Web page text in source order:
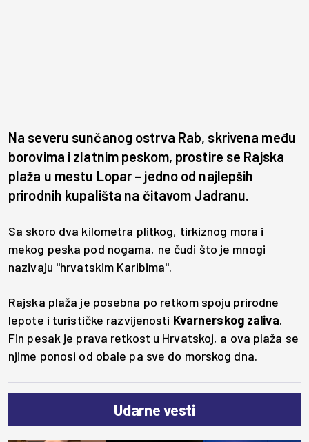
Na severu sunčanog ostrva Rab, skrivena među
borovima i zlatnim peskom, prostire se Rajska
plaža u mestu Lopar – jedno od najlepših
prirodnih kupališta na čitavom Jadranu.
Sa skoro dva kilometra plitkog, tirkiznog mora i
mekog peska pod nogama, ne čudi što je mnogi
nazivaju "hrvatskim Karibima".
Rajska plaža je posebna po retkom spoju prirodne
lepote i turističke razvijenosti Kvarnerskog zaliva.
Fin pesak je prava retkost u Hrvatskoj, a ova plaža se
njime ponosi od obale pa sve do morskog dna.
Udarne vesti